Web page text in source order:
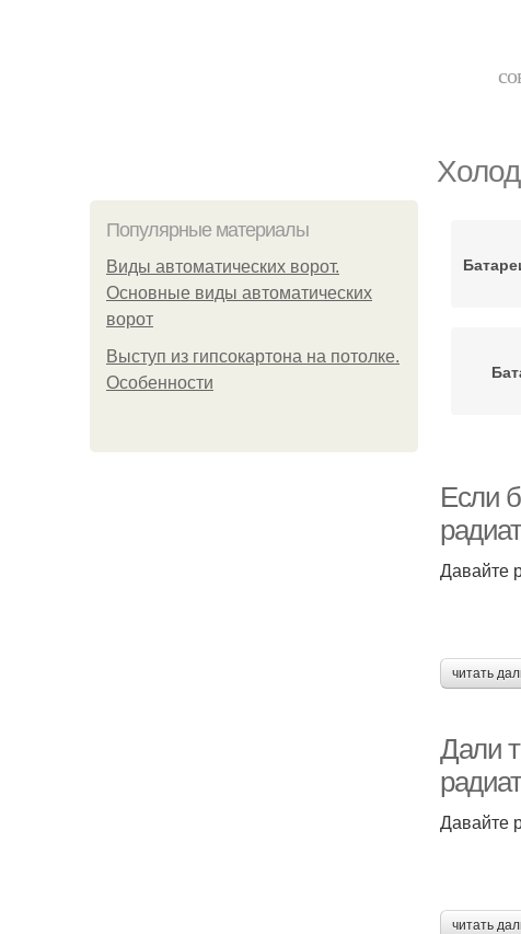
Популярные материалы
Виды автоматических ворот.
Основные виды автоматических
ворот
Выступ из гипсокартона на потолке.
Особенности
Если
Давайте
читать
Дали
Давайте
читать